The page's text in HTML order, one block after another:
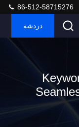
86-512-58715276
دردشة